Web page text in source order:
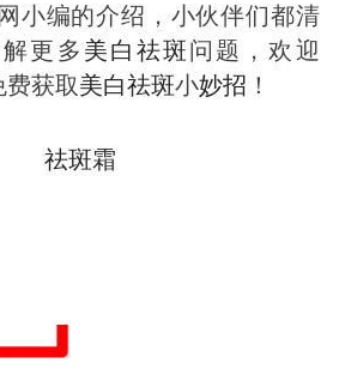
网小编的介绍，小伙伴们都清
更多 美白 祛斑问题，欢迎
获取美白祛斑小妙招 ！